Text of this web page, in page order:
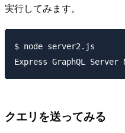
実行してみます。
$ node server2.js
クエリを送ってみる